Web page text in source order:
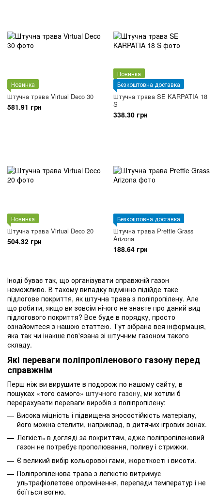
Новинка
Штучна трава Virtual Deco 30
581.91 грн
Новинка
Безкоштовна доставка
Штучна трава SE KARPATIA 18
S
338.30 грн
Новинка
Штучна трава Virtual Deco 20
504.32 грн
Безкоштовна доставка
Штучна трава Prettie Grass
Arizona
188.64 грн
Іноді буває так, що організувати справжній газон
неможливо. В такому випадку відмінно підійде таке
підлогове покриття, як штучна трава з поліпропілену. Але
що робити, якщо ви зовсім нічого не знаєте про даний вид
підлогового покриття? Все буде в порядку, просто
ознайомтеся з нашою статтею. Тут зібрана вся інформація,
яка так чи інакше пов'язана зі штучним газоном такого
складу.
Які переваги поліпропіленового газону перед
справжнім
Перш ніж ви вирушите в подорож по нашому сайту, в
пошуках «того самого» штучного газону, ми хотіли б
перерахувати переваги виробів з поліпропілену:
Висока міцність і підвищена зносостійкість матеріалу,
його можна стелити, наприклад, в дитячих ігрових зонах.
Легкість в догляді за покриттям, адже поліпропіленовий
газон не потребує прополювання, поливу і стрижки.
Є великий вибір кольорової гами, жорсткості і висоти.
Поліпропіленова трава з легкістю витримує
ультрафіолетове опромінення, перепади температур і не
боїться вогню.